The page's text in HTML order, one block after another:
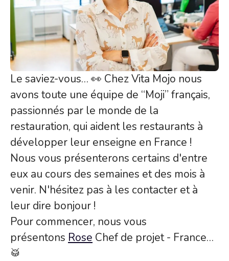
Le saviez-vous… 👀 Chez Vita Mojo nous
avons toute une équipe de “Moji” français,
passionnés par le monde de la
restauration, qui aident les restaurants à
développer leur enseigne en France !
Nous vous présenterons certains d'entre
eux au cours des semaines et des mois à
venir. N'hésitez pas à les contacter et à
leur dire bonjour !
Pour commencer, nous vous
présentons Rose Chef de projet - France…
🥁